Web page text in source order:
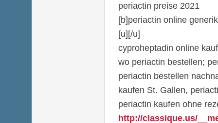
periactin preise 2021
[b]periactin online
[u][/u]
cyproheptadin online
wo periactin bestellen;
periactin bestellen
kaufen St. Gallen,
periactin kaufen ohne
http://classique.us/